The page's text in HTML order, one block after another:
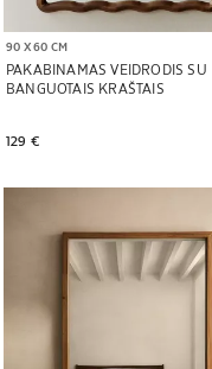
90 X 60 CM
PAKABINAMAS VEIDRODIS SU
BANGUOTAIS KRAŠTAIS
129 €
Paveikslėlis pakeistas į 1 iš 6